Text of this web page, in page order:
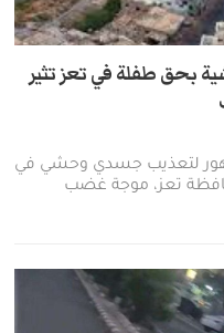
بحق طفلة في تعز تثير
لتعذيب جسدي وحشي في
تعز، موجة غضب